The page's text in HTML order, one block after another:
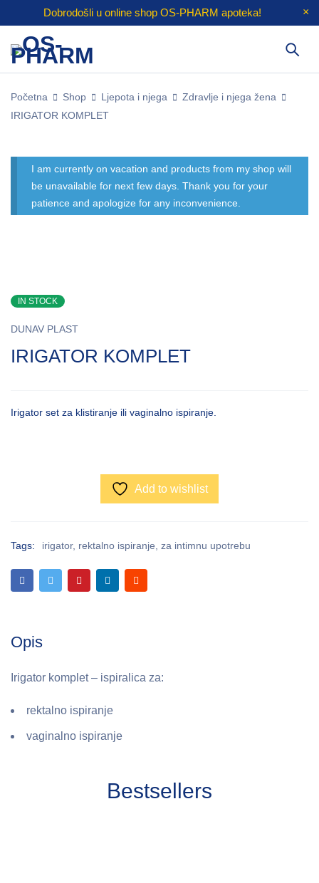
Dobrodošli u online shop OS-PHARM apoteka!
Početna Shop Ljepota i njega
Zdravlje i njega žena
IRIGATOR KOMPLET
I am currently on vacation and products from my shop will
be unavailable for next few days. Thank you for your
patience and apologize for any inconvenience.
IN STOCK
DUNAV PLAST
IRIGATOR KOMPLET
Irigator set za klistiranje ili vaginalno ispiranje.
Add to wishlist
Tags: irigator, rektalno ispiranje, za intimnu upotrebu
Opis
Irigator komplet – ispiralica za:
rektalno ispiranje
vaginalno ispiranje
Bestsellers